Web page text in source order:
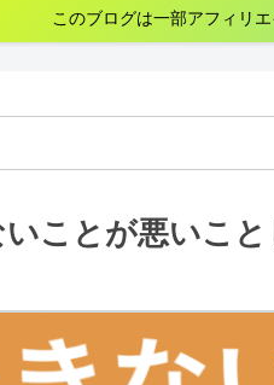
このブログは一部アフィリ
ことが悪いこ